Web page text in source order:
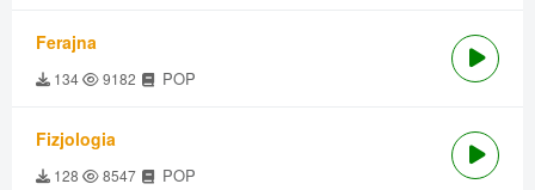
Ferajna
134 9182 POP
Fizjologia
128 8547 POP